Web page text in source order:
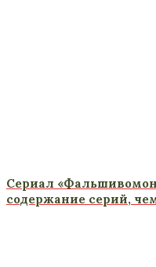
Сериал
содержание серий,